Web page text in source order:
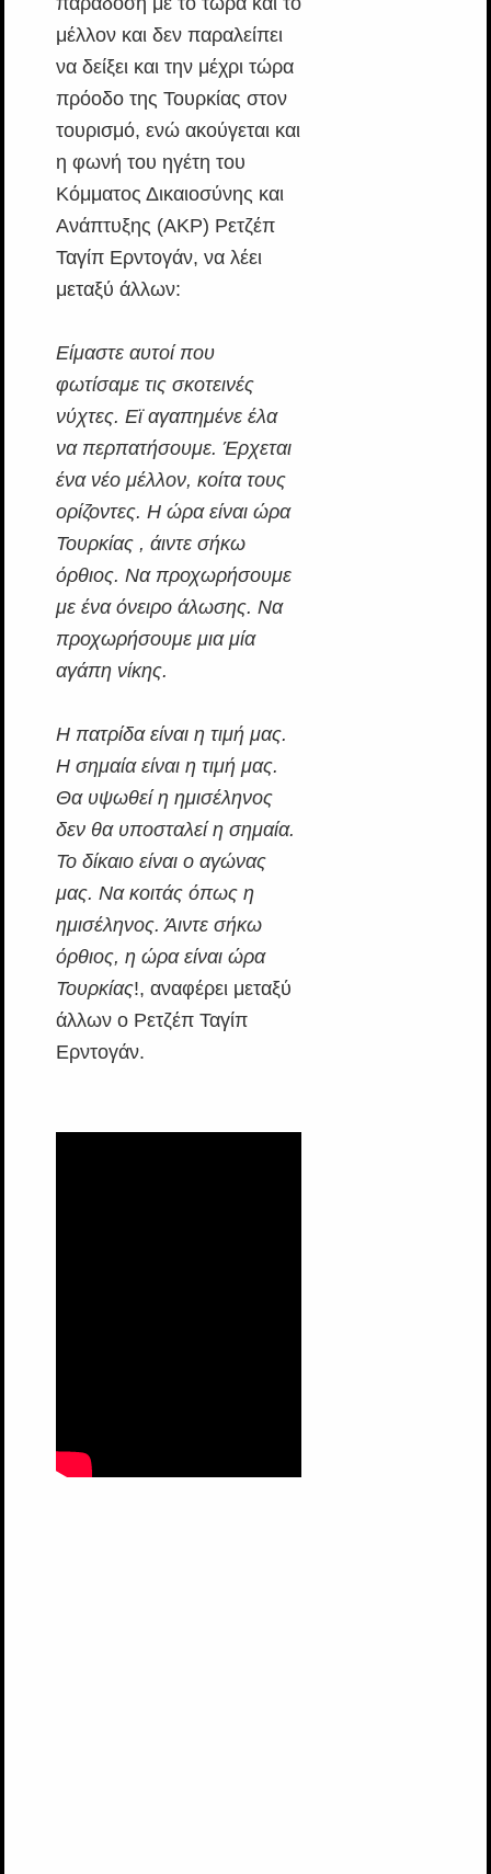
μέλλον και δεν παραλείπει
να δείξει και την μέχρι τώρα
πρόοδο της Τουρκίας στον
τουρισμό, ενώ ακούγεται και
η φωνή του ηγέτη του
Κόμματος Δικαιοσύνης και
Ανάπτυξης (AKP) Ρετζέπ
Ταγίπ Ερντογάν, να λέει
μεταξύ άλλων:
Είμαστε αυτοί που
φωτίσαμε τις σκοτεινές
νύχτες. Εϊ αγαπημένε έλα
να περπατήσουμε. Έρχεται
ένα νέο μέλλον, κοίτα τους
ορίζοντες. Η ώρα είναι ώρα
Τουρκίας , άιντε σήκω
όρθιος. Να προχωρήσουμε
με ένα όνειρο άλωσης. Να
προχωρήσουμε μια μία
αγάπη νίκης.
Η πατρίδα είναι η τιμή μας.
Η σημαία είναι η τιμή μας.
Θα υψωθεί η ημισέληνος
δεν θα υποσταλεί η σημαία.
Το δίκαιο είναι ο αγώνας
μας. Να κοιτάς όπως η
ημισέληνος. Άιντε σήκω
όρθιος, η ώρα είναι ώρα
Τουρκίας!, αναφέρει μεταξύ
άλλων ο Ρετζέπ Ταγίπ
Ερντογάν.